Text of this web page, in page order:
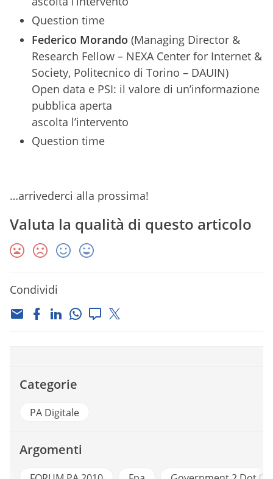
Question time
Federico Morando (Managing Director &
Research Fellow – NEXA Center for Internet &
Society, Politecnico di Torino – DAUIN)
Open data e PSI: il valore di un’informazione
pubblica aperta
ascolta l’intervento
Question time
…arrivederci alla prossima!
Valuta la qualità di questo articolo
Condividi
Categorie
PA Digitale
Argomenti